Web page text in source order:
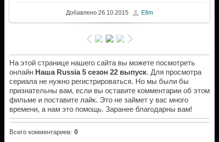
Добавлено26.10.2015 Efim
На этой странице нашего сайта вы можете посмотреть
онлайн Наша Russia 5 сезон 22 выпуск. Для просмотра
сериала не нужно регистрироваться. Но мы были бы
признательны вам, если вы оставите комментарии об этом
фильме и поставите лайк. Это не займет у вас много
времени, а нам это помощь. Заранее благодарны вам!
Всего комментариев: 0